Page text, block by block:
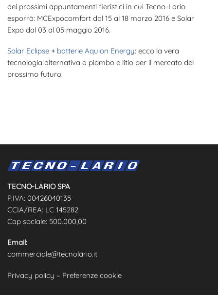
dei prossimi appuntamenti fieristici in cui Tecno-Lario
esporrà: MCExpocomfort dal 15 al 18 marzo 2016 e Solar
Expo dal 03 al 05 maggio 2016.
Solar Eclipse + batterie Aquion Energy: ecco la vera
tecnologia alternativa a piombo e litio per il mercato del
prossimo futuro.
TECNO-LARIO SPA
P.IVA: 00426040135
CCIA/REA: LC 145282
Cap sociale: 500.000,00
Email:
commerciale@tecnolario.it
Privacy policy – Preferenze cookie